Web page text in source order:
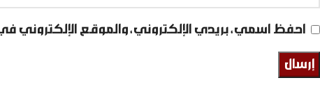
احفظ اسمي، بريدي الإلكتروني، والموقع الإلكتروني